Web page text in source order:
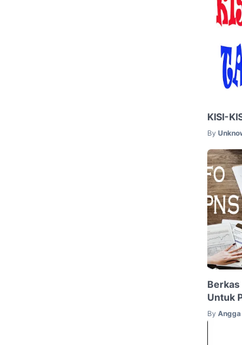
KISI-
By
Berkas
Untuk
By Angga